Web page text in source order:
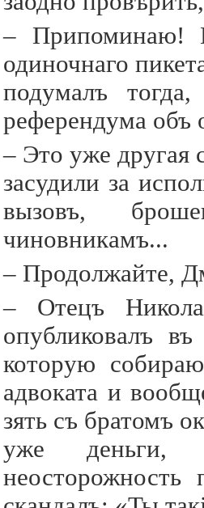
– Припоминаю!
одиночнаго
подумалъ
референдума объ
– Это уже другая
засудили за
вызовъ,
чиновникамъ...
– Продолжайте,
– Отецъ
опубликовалъ
которую
адвоката и
зять съ братомъ
уже деньги,
неосторожность